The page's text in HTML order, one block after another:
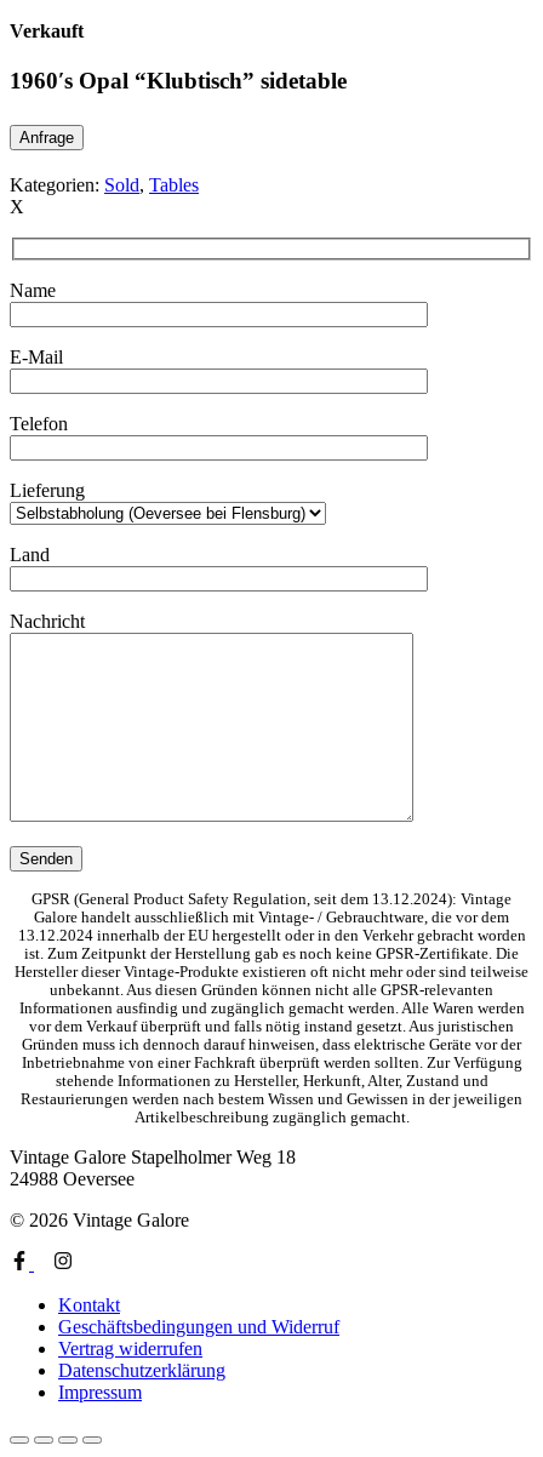
Verkauft
1960′s Opal “Klubtisch” sidetable
Anfrage
Kategorien: Sold, Tables
X
Name
E-Mail
Telefon
Lieferung
Land
Nachricht
GPSR (General Product Safety Regulation, seit dem 13.12.2024): Vintage
Galore handelt ausschließlich mit Vintage- / Gebrauchtware, die vor dem
13.12.2024 innerhalb der EU hergestellt oder in den Verkehr gebracht worden
ist. Zum Zeitpunkt der Herstellung gab es noch keine GPSR-Zertifikate. Die
Hersteller dieser Vintage-Produkte existieren oft nicht mehr oder sind teilweise
unbekannt. Aus diesen Gründen können nicht alle GPSR-relevanten
Informationen ausfindig und zugänglich gemacht werden. Alle Waren werden
vor dem Verkauf überprüft und falls nötig instand gesetzt. Aus juristischen
Gründen muss ich dennoch darauf hinweisen, dass elektrische Geräte vor der
Inbetriebnahme von einer Fachkraft überprüft werden sollten. Zur Verfügung
stehende Informationen zu Hersteller, Herkunft, Alter, Zustand und
Restaurierungen werden nach bestem Wissen und Gewissen in der jeweiligen
Artikelbeschreibung zugänglich gemacht.
Vintage Galore Stapelholmer Weg 18
24988 Oeversee
© 2026 Vintage Galore
Kontakt
Geschäftsbedingungen und Widerruf
Vertrag widerrufen
Datenschutzerklärung
Impressum